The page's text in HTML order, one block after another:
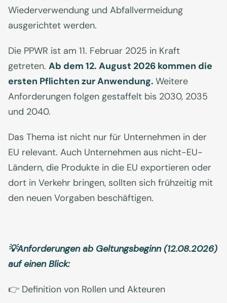
Wiederverwendung und Abfallvermeidung
ausgerichtet werden.
Die PPWR ist am 11. Februar 2025 in Kraft
getreten. Ab dem 12. August 2026 kommen die
ersten Pflichten zur Anwendung. Weitere
Anforderungen folgen gestaffelt bis 2030, 2035
und 2040.
Das Thema ist nicht nur für Unternehmen in der
EU relevant. Auch Unternehmen aus nicht-EU-
Ländern, die Produkte in die EU exportieren oder
dort in Verkehr bringen, sollten sich frühzeitig mit
den neuen Vorgaben beschäftigen.
💡Anforderungen ab Geltungsbeginn (12.08.2026)
auf einen Blick:
👉 Definition von Rollen und Akteuren